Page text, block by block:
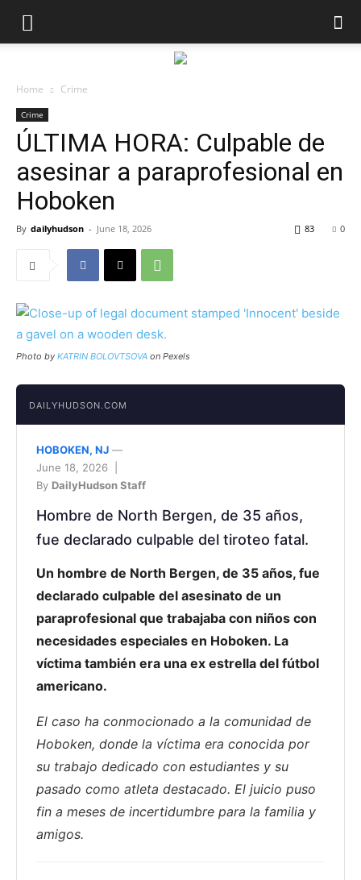
Home Crime
Crime
ÚLTIMA HORA: Culpable de
asesinar a paraprofesional en
Hoboken
By dailyhudson - June 18, 2026 0
83
Photo by KATRIN BOLOVTSOVA on Pexels
DAILYHUDSON.COM
HOBOKEN, NJ —
June 18, 2026 |
By DailyHudson Staff
Hombre de North Bergen, de 35 años,
fue declarado culpable del tiroteo fatal.
Un hombre de North Bergen, de 35 años, fue
declarado culpable del asesinato de un
paraprofesional que trabajaba con niños con
necesidades especiales en Hoboken. La
víctima también era una ex estrella del fútbol
americano.
El caso ha conmocionado a la comunidad de
Hoboken, donde la víctima era conocida por
su trabajo dedicado con estudiantes y su
pasado como atleta destacado. El juicio puso
fin a meses de incertidumbre para la familia y
amigos.